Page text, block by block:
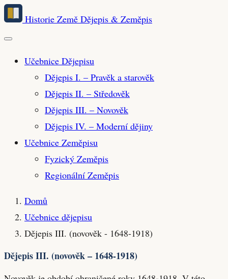
Přeskočit
hlavní
obsah
Historie Země Dějepis & Zeměpis
Učebnice Dějepisu
Dějepis I. – Pravěk a starověk
Dějepis II. – Středověk
Dějepis III. – Novověk
Dějepis IV. – Moderní dějiny
Učebnice Zeměpisu
Fyzický Zeměpis
Regionální Zeměpis
Domů
Učebnice dějepisu
Dějepis III. (novověk - 1648-1918)
Dějepis III. (novověk – 1648-1918)